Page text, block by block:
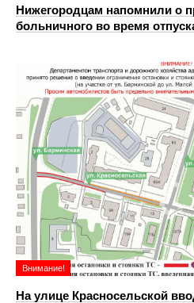
Нижегородцам напомнили о
больничного во время
Внимание!
На улице Красносельской